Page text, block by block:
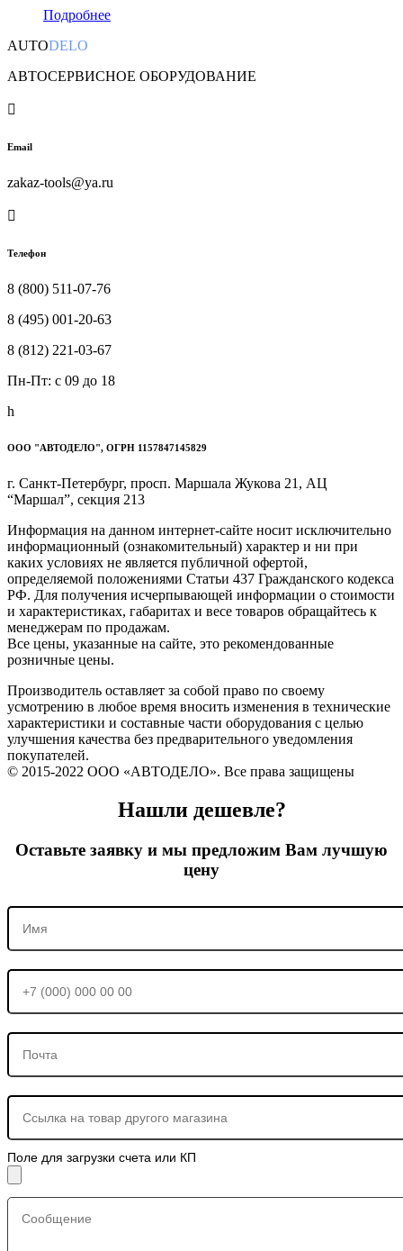
Подробнее
AUTODELO
АВТОСЕРВИСНОЕ ОБОРУДОВАНИЕ

Email
zakaz-tools@ya.ru

Телефон
8 (800) 511-07-76
8 (495) 001-20-63
8 (812) 221-03-67
Пн-Пт: c 09 до 18
h
ООО "АВТОДЕЛО", ОГРН 1157847145829
г. Санкт-Петербург, просп. Маршала Жукова 21, АЦ
“Маршал”, секция 213
Информация на данном интернет-сайте носит исключительно
информационный (ознакомительный) характер и ни при
каких условиях не является публичной офертой,
определяемой положениями Статьи 437 Гражданского кодекса
РФ. Для получения исчерпывающей информации о стоимости
и характеристиках, габаритах и весе товаров обращайтесь к
менеджерам по продажам.
Все цены, указанные на сайте, это рекомендованные
розничные цены.
Производитель оставляет за собой право по своему
усмотрению в любое время вносить изменения в технические
характеристики и составные части оборудования с целью
улучшения качества без предварительного уведомления
покупателей.
© 2015-2022 ООО «АВТОДЕЛО». Все права защищены
Нашли дешевле?
Оставьте заявку и мы предложим Вам лучшую
цену
Поле для загрузки счета или КП